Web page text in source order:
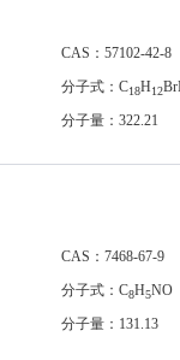
CAS：57102-42-8
分子式：C18H12
分子量：322.21
CAS：7468-67-9
分子式：C8H5NO
分子量：131.13